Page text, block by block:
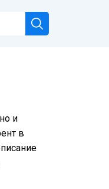
и
в